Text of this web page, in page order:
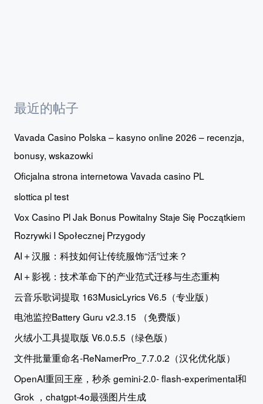
最近的帖子
Vavada Casino Polska – kasyno online 2026 – recenzja,
bonusy, wskazowki
Oficjalna strona internetowa Vavada casino PL
slottica pl test
Vox Casino Pl Jak Bonus Powitalny Staje Się Początkiem
Rozrywki I Społecznej Przygody
AI＋汉服：科技如何让传统服饰“活”过来？
AI＋影视：技术革命下的产业范式迁移与生态重构
云音乐歌词提取 163MusicLyrics V6.5（专业版）
电池监控Battery Guru v2.3.15 （免费版）
火绒小工具提取版 V6.0.5.5（绿色版）
文件批量重命名-ReNamerPro_7.7.0.2（汉化优化版）
OpenAI重回王座，秒杀 gemini-2.0- flash-experimental和
Grok ，chatgpt-4o最强图片生成